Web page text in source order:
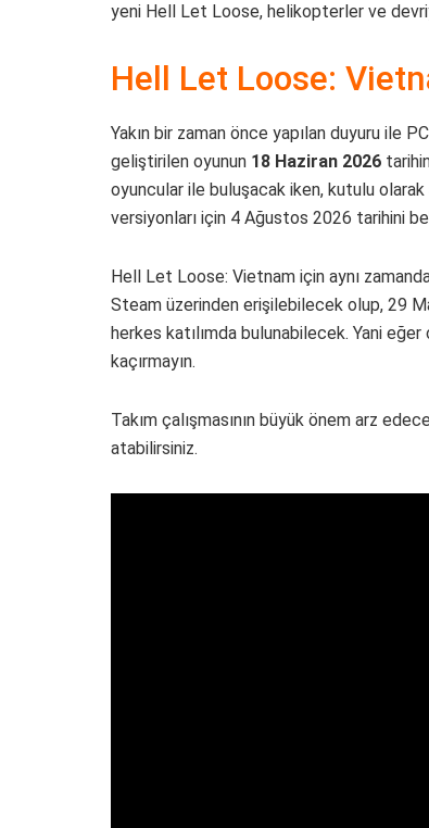
yeni Hell Let Loose, helikopterler ve
Hell Let Loose:
Yakın bir zaman önce yapılan duyuru ile
geliştirilen oyunun 18 Haziran 2026
oyuncular ile buluşacak iken, kutulu
versiyonları için 4 Ağustos 2026 tarihini
Hell Let Loose: Vietnam için aynı
Steam üzerinden erişilebilecek olup, 29
herkes katılımda bulunabilecek. Yani
kaçırmayın.
Takım çalışmasının büyük önem arz
atabilirsiniz.